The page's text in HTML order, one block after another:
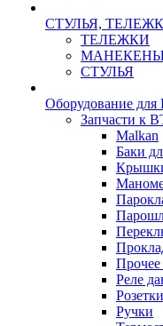
СТУЛЬЯ,
ТЕЛЕЖКИ
СТУЛЬЯ
Оборудование
Запчасти к
Malkan
Баки
Реле
Ручки